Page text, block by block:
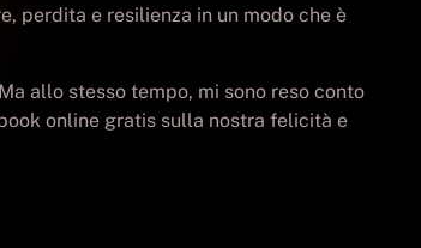
perdita e resilienza in un modo che è
allo stesso tempo, mi sono reso conto
online gratis sulla nostra felicità e